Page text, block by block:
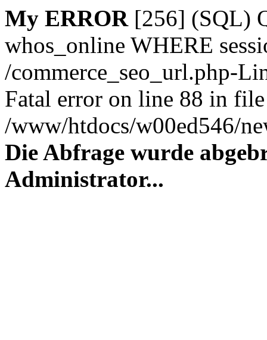
My ERROR[256] (SQL)
whos_online WHERE
/commerce_seo_url.php-
Fatal error on line 88 in file
/www/htdocs/w00ed546/
Die Abfrage wurde
Administrator...